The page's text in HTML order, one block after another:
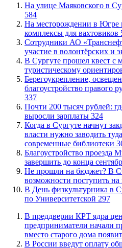
​На улице Маяковского в
584
​На месторождении в Югре
комплексы для вахтовиков
Сотрудники АО
участие в волонтёрских и
В Сургуте прошел квест с
туристическому
Берегоукрепление,
благоустройство правого
337
​Почти 200 тысяч рублей:
выросли зарплаты 324
​Когда в Сургуте начнут
власти нужно заводить
современные библиотеки
Благоустройство проезда
завершить до конца
Не прошли на бюджет? В
возможности поступить на
​В День физкультурника в
по Университетской 297
​В преддверии КРТ ядра
предприниматели начали
вместо старого дома
В России введут оплату